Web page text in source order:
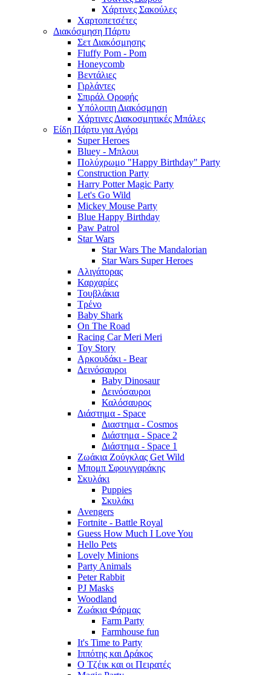
Χάρτινες Σακούλες
Χαρτοπετσέτες
Διακόσμηση Πάρτυ
Σετ Διακόσμησης
Fluffy Pom - Pom
Honeycomb
Βεντάλιες
Γιρλάντες
Σπιράλ Οροφής
Υπόλοιπη Διακόσμηση
Χάρτινες Διακοσμητικές Μπάλες
Είδη Πάρτυ για Αγόρι
Super Heroes
Bluey - Μπλουι
Πολύχρωμο "Happy Birthday" Party
Construction Party
Harry Potter Magic Party
Let's Go Wild
Mickey Mouse Party
Blue Happy Birthday
Paw Patrol
Star Wars
Star Wars The Mandalorian
Star Wars Super Heroes
Αλιγάτορας
Καρχαρίες
Τουβλάκια
Τρένο
Baby Shark
On The Road
Racing Car Meri Meri
Toy Story
Αρκουδάκι - Bear
Δεινόσαυροι
Baby Dinosaur
Δεινόσαυροι
Καλόσαυρος
Διάστημα - Space
Διαστημα - Cosmos
Διάστημα - Space 2
Διάστημα - Space 1
Ζωάκια Ζούγκλας Get Wild
Μπομπ Σφουγγαράκης
Σκυλάκι
Puppies
Σκυλάκι
Avengers
Fortnite - Battle Royal
Guess How Much I Love You
Hello Pets
Lovely Minions
Party Animals
Peter Rabbit
PJ Masks
Woodland
Ζωάκια Φάρμας
Farm Party
Farmhouse fun
It's Time to Party
Ιππότης και Δράκος
Ο Τζέικ και οι Πειρατές